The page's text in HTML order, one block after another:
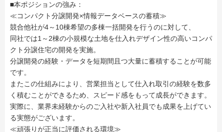
■本ポジションの強み：
≪コンパクト分譲開発×情報データベースの蓄積≫
競合他社が4～10棟希望の多棟一括開発を行うのに対して、
同社では1～2棟の小規模な土地を仕入れデザイン性の高いコンパ
クト分譲住宅の開発を実施。
分譲開発の経験・データを短期間且つ大量に蓄積することが可能
です。
またこの仕組みにより、営業担当として仕入れ取引の経験を数多
く積むことができるため、スピード感をもって成長ができます。
実際に、業界未経験からのご入社や新入社員でも成果を上げてい
る実態がございます。
≪頑張りが正当に評価される環境≫